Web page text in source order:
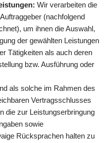
Wir verarbeiten die
(nachfolgend
um ihnen die Auswahl,
der gewählten Leistungen
Tätigkeiten als auch deren
bzw. Ausführung oder
als solche im Rahmen des
Vertragsschlusses
die zur Leistungserbringung
sowie
Rücksprachen halten zu